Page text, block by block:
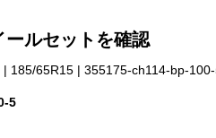
ールセットを確認
185/65R15 | 355175-ch114-bp-
5